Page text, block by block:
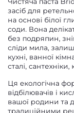
засіб для
на основі білої
соди. Вона
без подряпин,
сліди мила,
кухні, ванної
сталі,
Ця екологічна
відбілювачів і
вашої родини та
традиційними